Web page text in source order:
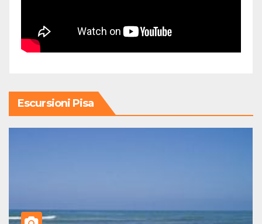
Escursioni Pisa